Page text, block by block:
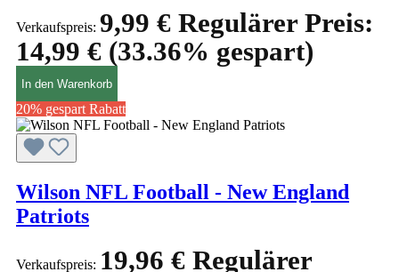
Verkaufspreis: 9,99 € Regulärer Preis:
14,99 € (33.36% gespart)
In den Warenkorb
20% gespart Rabatt
Wilson NFL Football - New England
Patriots
Verkaufspreis: 19,96 € Regulärer